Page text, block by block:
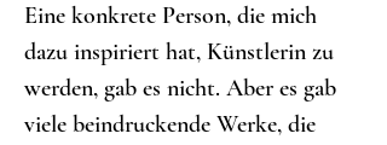
Eine konkrete Person, die mich
dazu inspiriert hat, Künstlerin zu
werden, gab es nicht. Aber es gab
viele beindruckende Werke, die